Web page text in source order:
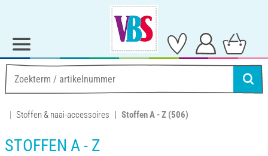
Stoffen & naai-accessoires Stoffen A - Z (506)
STOFFEN A - Z